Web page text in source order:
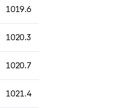
1019.6
1020.3
1020.7
1021.4